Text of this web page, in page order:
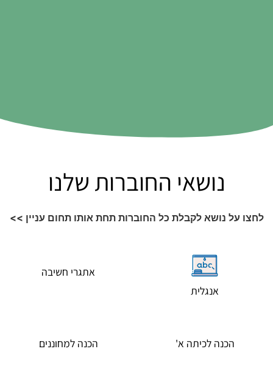
נושאי החוברות שלנו
לחצו על נושא לקבלת כל החוברות תחת אותו תחום עניין >>
אנגלית
אתגרי חשיבה
הכנה לכיתה א' הכנה למחוננים